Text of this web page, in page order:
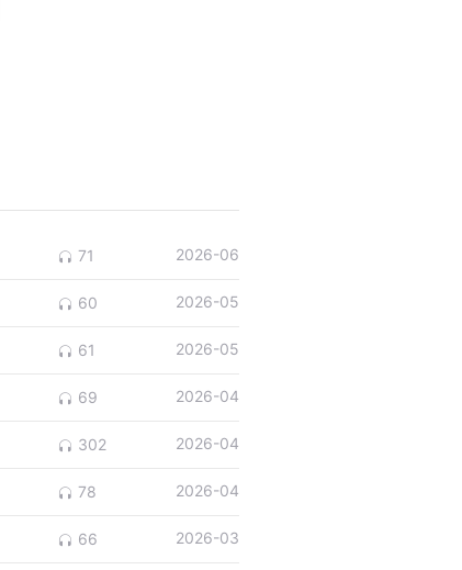
71 2026-06
60 2026-05
61 2026-05
69 2026-04
302 2026-04
78 2026-04
66 2026-03